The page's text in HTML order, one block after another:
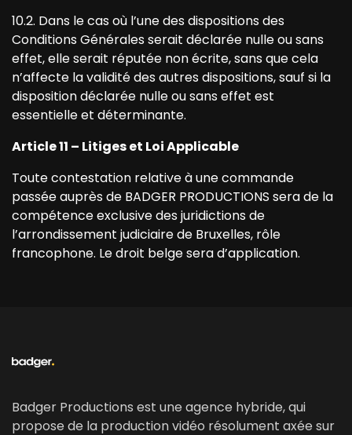
10.2. Dans le cas où l’une des dispositions des
Conditions Générales serait déclarée nulle ou sans
effet, elle serait réputée non écrite, sans que cela
n’affecte la validité des autres dispositions, sauf si la
disposition déclarée nulle ou sans effet est
essentielle et déterminante.
Article 11 – Litiges et Loi Applicable
Toute contestation relative à une commande
passée auprès de BADGER PRODUCTIONS sera de la
compétence exclusive des juridictions de
l’arrondissement judiciaire de Bruxelles, rôle
francophone. Le droit belge sera d’application.
Badger Productions est une agence hybride, qui
propose de la production vidéo résolument axée sur